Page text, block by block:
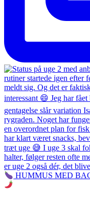
HUMMUS MED